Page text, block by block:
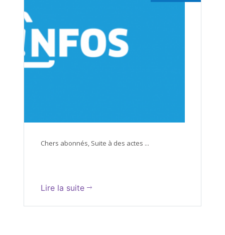
Chers abonnés, Suite à des actes ...
Lire la suite